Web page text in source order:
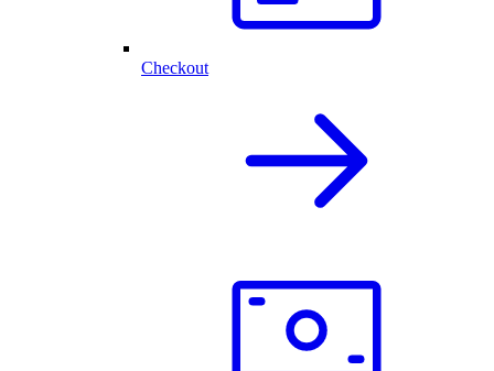
Checkout